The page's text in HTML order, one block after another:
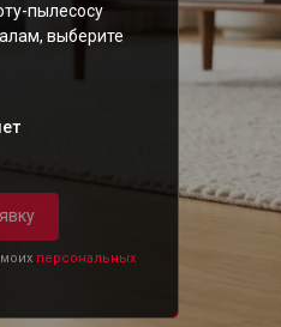
пылесосу
выберите
персональных